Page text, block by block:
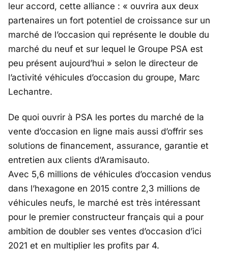
leur accord, cette alliance : « ouvrira aux deux
partenaires un fort potentiel de croissance sur un
marché de l’occasion qui représente le double du
marché du neuf et sur lequel le Groupe PSA est
peu présent aujourd’hui » selon le directeur de
l’activité véhicules d’occasion du groupe, Marc
Lechantre.
De quoi ouvrir à PSA les portes du marché de la
vente d’occasion en ligne mais aussi d’offrir ses
solutions de financement, assurance, garantie et
entretien aux clients d’Aramisauto.
Avec 5,6 millions de véhicules d’occasion vendus
dans l’hexagone en 2015 contre 2,3 millions de
véhicules neufs, le marché est très intéressant
pour le premier constructeur français qui a pour
ambition de doubler ses ventes d’occasion d’ici
2021 et en multiplier les profits par 4.